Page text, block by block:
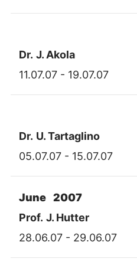
Dr. J. Akola
11.07.07 - 19.07.07
Dr. U. Tartaglino
05.07.07 - 15.07.07
June 2007
Prof. J. Hutter
28.06.07 - 29.06.07